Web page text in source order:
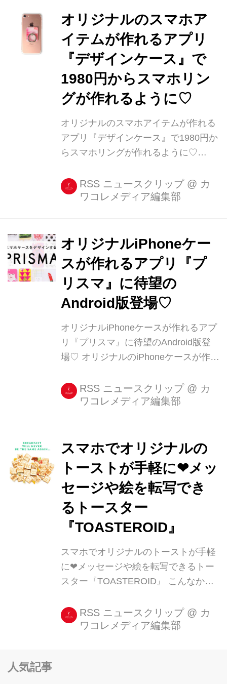
したのでご紹介します♡ インテリアに
[...]
オリジナルのスマホア
イテムが作れるアプリ
『デザインケース』で
1980円からスマホリン
グが作れるように♡
オリジナルのスマホアイテムが作れる
アプリ『デザインケース』で1980円か
らスマホリングが作れるように♡
できるアプリ『オリジナルケース』
が、スマホリングに対応し、オリジナ
リングが作れる 裸のiPhoneの背面に貼
RSS ニュースクリップ @ カ
ワコレメディア編集部
オリジナルiPhoneケー
スが作れるアプリ『プ
リスマ』に待望の
Android版登場♡
オリジナルiPhoneケースが作れるアプ
リ『プリスマ』に待望のAndroid版登
場♡ オリジナルのiPhoneケースが作れ
Android版がリリースされました!
Androidユーザーの方はぜひ使ってみ
[...]
RSS ニュースクリップ @ カ
ワコレメディア編集部
スマホでオリジナルの
トーストが手軽に❤メッ
セージや絵を転写でき
るトースター
『TOASTEROID』
スマホでオリジナルのトーストが手軽
に❤メッセージや絵を転写できるトー
スター『TOASTEROID』 こんなかわ
せたら、1日を楽しく始められそう❤
スマホがあるからこそ生まれた、かん
RSS ニュースクリップ @ カ
ワコレメディア編集部
人気記事